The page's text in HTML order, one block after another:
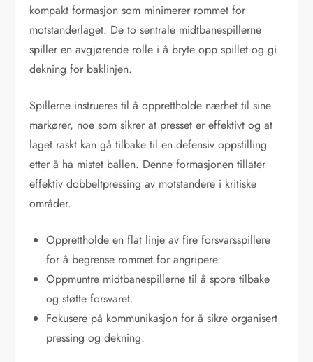
kompakt formasjon som minimerer rommet for
motstanderlaget. De to sentrale midtbanespillerne
spiller en avgjørende rolle i å bryte opp spillet og gi
dekning for baklinjen.
Spillerne instrueres til å opprettholde nærhet til sine
markører, noe som sikrer at presset er effektivt og at
laget raskt kan gå tilbake til en defensiv oppstilling
etter å ha mistet ballen. Denne formasjonen tillater
effektiv dobbeltpressing av motstandere i kritiske
områder.
Opprettholde en flat linje av fire forsvarsspillere
for å begrense rommet for angripere.
Oppmuntre midtbanespillerne til å spore tilbake
og støtte forsvaret.
Fokusere på kommunikasjon for å sikre organisert
pressing og dekning.